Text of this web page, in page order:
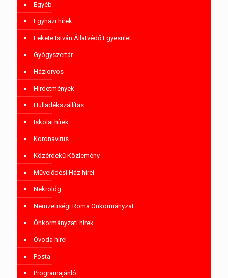
Egyéb
Egyházi hírek
Fekete István Állatvédő Egyesület
Gyógyszertár
Háziorvos
Hirdetmények
Hulladékszállítás
Iskolai hírek
Koronavírus
Közérdekű Közlemény
Művelődési Ház hírei
Nekrológ
Nemzetiségi Roma Önkormányzat
Önkormányzati hírek
Óvoda hírei
Posta
Programajánló